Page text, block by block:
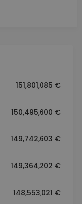
151,801,085 €
150,495,600 €
149,742,603 €
149,364,202 €
148,553,021 €